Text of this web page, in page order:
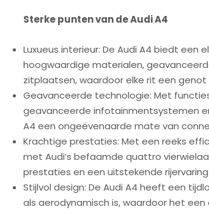
Sterke punten van de Audi A4
Luxueus interieur: De Audi A4 biedt
hoogwaardige materialen,
zitplaatsen, waardoor elke rit een genot
Geavanceerde technologie: Met
geavanceerde infotainmentsystemen
A4 een ongeëvenaarde mate van
Krachtige prestaties: Met een reeks
met Audi’s befaamde quattro
prestaties en een uitstekende rijervaring.
Stijlvol design: De Audi A4 heeft een
als aerodynamisch is, waardoor het